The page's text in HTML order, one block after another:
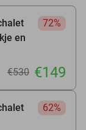
en
72%
€530 €149
62%